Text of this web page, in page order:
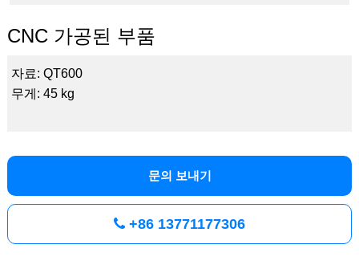
CNC 가공된 부품
자료: QT600
무게: 45 kg
문의 보내기
+86 13771177306